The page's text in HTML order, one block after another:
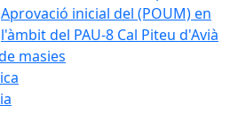
Aprovació inicial del (POUM) en
l'àmbit del PAU-8 Cal Piteu d'Avià
masies